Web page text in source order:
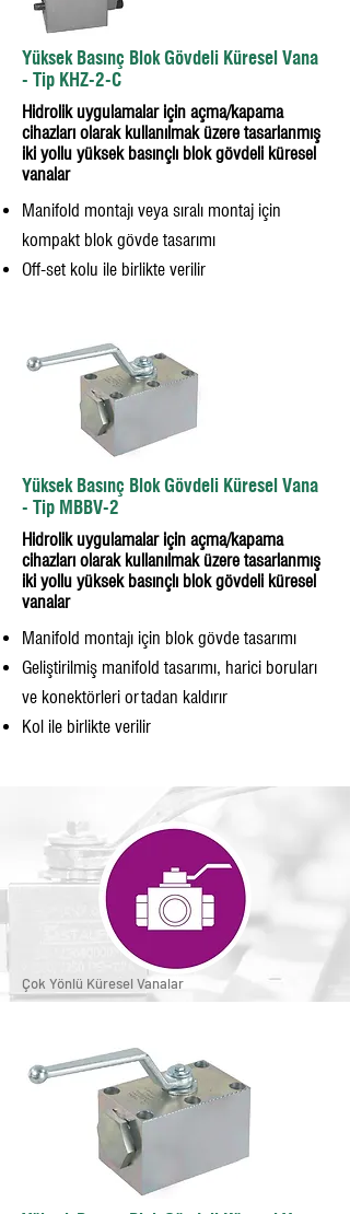
Yüksek Basınç Blok Gövdeli Küresel Vana
- Tip KHZ-2-C
Hidrolik uygulamalar için açma/kapama
cihazları olarak kullanılmak üzere tasarlanmış
iki yollu yüksek basınçlı blok gövdeli küresel
vanalar
Manifold montajı veya sıralı montaj için
kompakt blok gövde tasarımı
Off-set kolu ile birlikte verilir
Yüksek Basınç Blok Gövdeli Küresel Vana
- Tip MBBV-2
Hidrolik uygulamalar için açma/kapama
cihazları olarak kullanılmak üzere tasarlanmış
iki yollu yüksek basınçlı blok gövdeli küresel
vanalar
Manifold montajı için blok gövde tasarımı
Geliştirilmiş manifold tasarımı, harici boruları
ve konektörleri ortadan kaldırır
Kol ile birlikte verilir
Çok Yönlü Küresel Vanalar